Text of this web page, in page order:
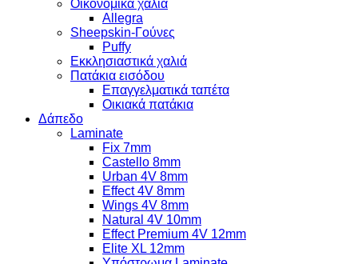
Οικονομικά χαλιά
Allegra
Sheepskin-Γούνες
Puffy
Εκκλησιαστικά χαλιά
Πατάκια εισόδου
Επαγγελματικά ταπέτα
Οικιακά πατάκια
Δάπεδο
Laminate
Fix 7mm
Castello 8mm
Urban 4V 8mm
Effect 4V 8mm
Wings 4V 8mm
Natural 4V 10mm
Effect Premium 4V 12mm
Elite XL 12mm